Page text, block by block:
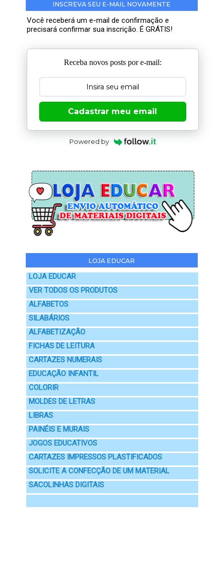
INSCREVA SEU E-MAIL NOVAMENTE
Você receberá um e-mail de confirmação e
precisará confirmar sua inscrição. É GRÁTIS!
Receba novos posts por e-mail:
Cadastrar meu email
Powered by
LOJA EDUCAR
LOJA EDUCAR
VER TODOS OS PRODUTOS
ALFABETOS
SILABÁRIOS
ALFABETIZAÇÃO
FICHAS DE LEITURA
CARTAZES NUMERAIS
EDUCAÇÃO INFANTIL
COLORIR
MOLDES DE LETRAS
LIBRAS
PAINÉIS E MURAIS
JOGOS EDUCATIVOS
CARTAZES IMPRESSOS PLASTIFICADOS
SOLICITE A CONFECÇÃO DE UM MATERIAL
SACOLINHAS DIGITAIS